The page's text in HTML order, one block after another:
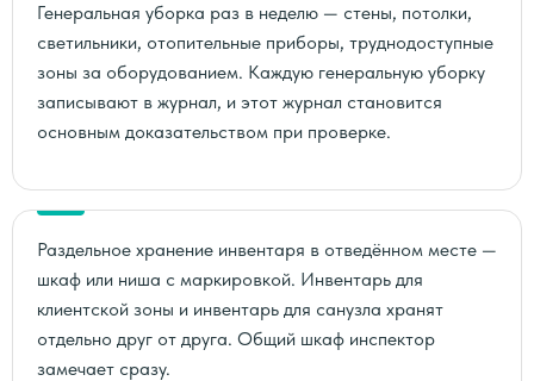
Генеральная уборка раз в неделю — стены, потолки,
светильники, отопительные приборы, труднодоступные
зоны за оборудованием. Каждую генеральную уборку
записывают в журнал, и этот журнал становится
основным доказательством при проверке.
Раздельное хранение инвентаря в отведённом месте —
шкаф или ниша с маркировкой. Инвентарь для
клиентской зоны и инвентарь для санузла хранят
отдельно друг от друга. Общий шкаф инспектор
замечает сразу.